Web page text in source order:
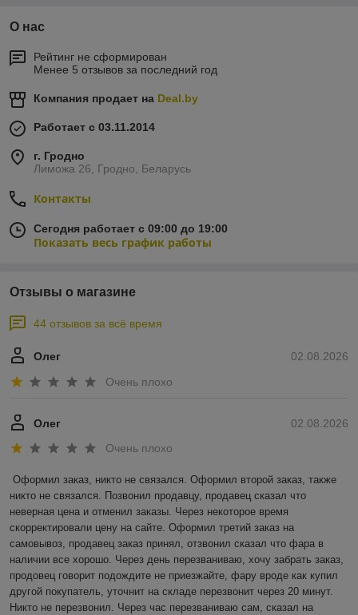
О нас
Рейтинг не сформирован
Менее 5 отзывов за последний год
Компания продает на Deal.by
Работает с 03.11.2014
г. Гродно
Лиможа 26, Гродно, Беларусь
Контакты
Сегодня работает с 09:00 до 19:00
Показать весь график работы
Отзывы о магазине
44 отзывов за всё время
02.08.2026
Олег
Очень плохо
02.08.2026
Олег
Очень плохо
Оформил заказ, никто не связался. Оформил второй заказ, также
никто не связался. Позвонил продавцу, продавец сказал что
неверная цена и отменил заказы. Через некоторое время
скорректировали цену на сайте. Оформил третий заказ на
самовывоз, продавец заказ принял, отзвонил сказал что фара в
наличии все хорошо. Через день перезваниваю, хочу забрать заказ,
продовец говорит подождите не приезжайте, фару вроде как купил
другой покупатель, уточнит на складе перезвонит через 20 минут.
Никто не перезвонил. Через час перезваниваю сам, сказал на